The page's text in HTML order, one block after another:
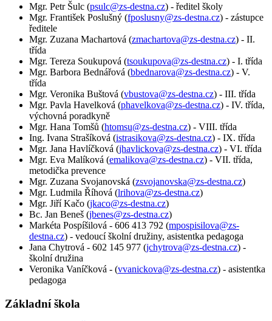
Mgr. Petr Šulc (psulc@zs-destna.cz) - ředitel školy
Mgr. František Poslušný (fposlusny@zs-destna.cz) - zástupce
ředitele
Mgr. Zuzana Machartová (zmachartova@zs-destna.cz) - II.
třída
Mgr. Tereza Soukupová (tsoukupova@zs-destna.cz) - I. třída
Mgr. Barbora Bednářová (bbednarova@zs-destna.cz) - V.
třída
Mgr. Veronika Buštová (vbustova@zs-destna.cz) - III. třída
Mgr. Pavla Havelková (phavelkova@zs-destna.cz) - IV. třída,
výchovná poradkyně
Mgr. Hana Tomšů (htomsu@zs-destna.cz) - VIII. třída
Ing. Ivana Strašíková (istrasikova@zs-destna.cz) - IX. třída
Mgr. Jana Havlíčková (jhavlickova@zs-destna.cz) - VI. třída
Mgr. Eva Malíková (emalikova@zs-destna.cz) - VII. třída,
metodička prevence
Mgr. Zuzana Svojanovská (zsvojanovska@zs-destna.cz)
Mgr. Ludmila Říhová (lrihova@zs-destna.cz)
Mgr. Jiří Kačo (jkaco@zs-destna.cz)
Bc. Jan Beneš (jbenes@zs-destna.cz)
Markéta Pospíšilová - 606 413 792 (mpospisilova@zs-
destna.cz) - vedoucí školní družiny, asistentka pedagoga
Jana Chytrová - 602 145 977 (jchytrova@zs-destna.cz) -
školní družina
Veronika Vaníčková - (vvanickova@zs-destna.cz) - asistentka
pedagoga
Základní škola